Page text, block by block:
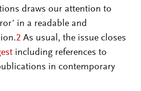
draws our attention to
in a readable and
2 As usual, the issue closes
including references to
in contemporary